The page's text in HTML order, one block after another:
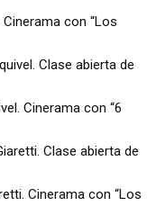
con “Los
Clase abierta de
Cinerama con “6
Clase abierta de
Cinerama con “Los